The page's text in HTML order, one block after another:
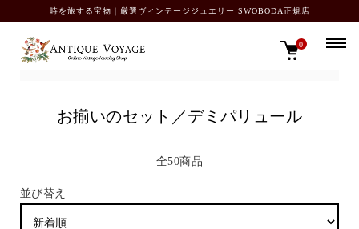
時を旅する宝物｜厳選ヴィンテージジュエリー SWOBODA正規店
0
TOP お揃いのセット／デミパリュール
お揃いのセット／デミパリュール
全50商品
並び替え